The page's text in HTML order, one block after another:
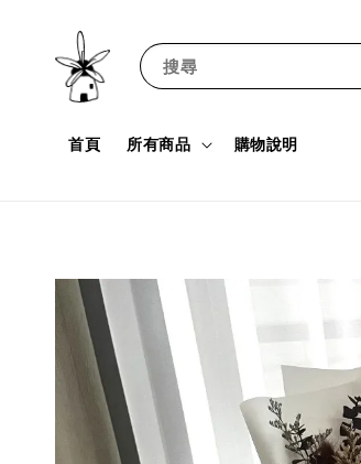
搜尋
首頁 所有商品 購物說明